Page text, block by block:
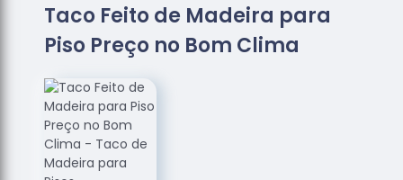
Empresas
de
de Madeira
Loja de
Assoalhos
Raspagem
Taco Feito de Madeira para
Piso Preço no Bom Clima